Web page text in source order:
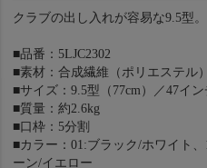
クラブの出し入れが容易な9.5型。
■品番：5LJC2302
■素材：合成繊維（ポリエステル
■サイズ：9.5型（77cm）／47イ
■質量：約2.6kg
■口枠：5分割
■カラー：01:ブラック/ホワイト
ーン/イエロー